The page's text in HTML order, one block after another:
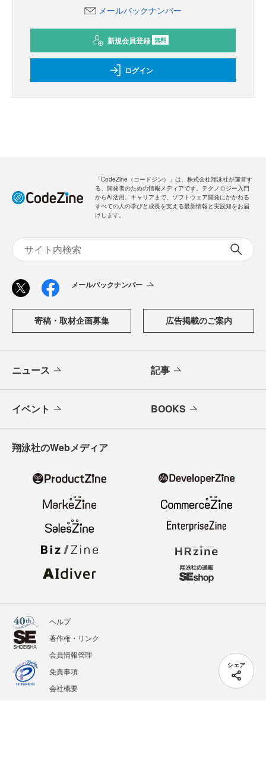
シェア
メールバックナンバー
新規会員登録 無料
ログイン
「CodeZine（コードジン）」は、株式会社翔泳社が運営す
る、開発者のための情報メディアです。テクノロジー入門
からAI活用、キャリアまで、ソフトウェア開発にかかわる
すべての人の学びと成長を支える最新情報と実践知をお届
けします。
メールバックナンバー
寄稿・取材企画募集 広告掲載のご案内
ニュース 記事
イベント BOOKS
翔泳社のWebメディア
ヘルプ
著作権・リンク
会員情報管理
免責事項
会社概要